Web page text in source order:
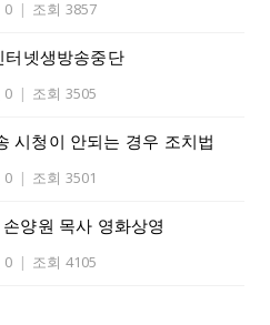
0 | 조회 3857
넷생방송중단
0 | 조회 3505
시청이 안되는 경우 조치법
0 | 조회 3501
양원 목사 영화상영
0 | 조회 4105